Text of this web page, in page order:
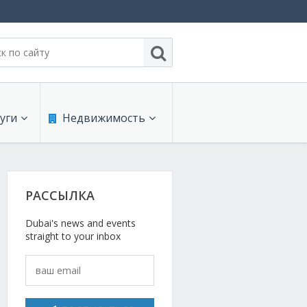
услуги
для офиса
Недвижимость
Сдают на длительный срок
Сдают на короткий срок
Проекты недвижимости
Обзоры и документы
РАССЫЛКА
Dubai's news and events
straight to your inbox